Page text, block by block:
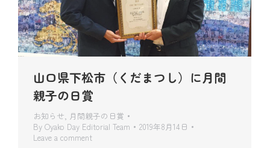
山口県下松市（くだまつし）に月間
親子の日賞
お知らせ 月間親子の日賞
By Oyako Day Editorial Team
2019年8月14日
Leave a comment